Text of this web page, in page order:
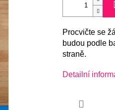
Procvičte se
budou podle
straně.
Detailní